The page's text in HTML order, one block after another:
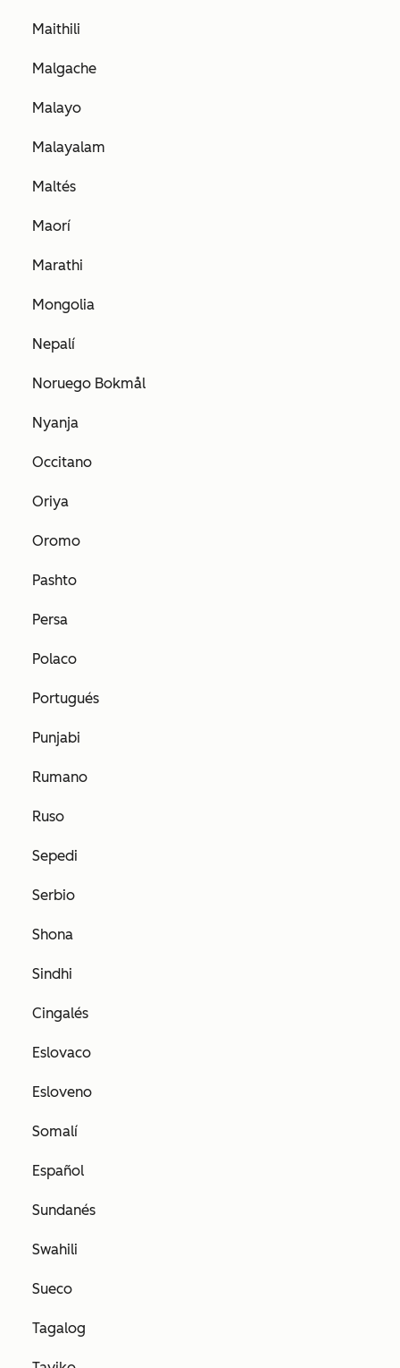
Maithili
Malgache
Malayo
Malayalam
Maltés
Maorí
Marathi
Mongolia
Nepalí
Noruego Bokmål
Nyanja
Occitano
Oriya
Oromo
Pashto
Persa
Polaco
Portugués
Punjabi
Rumano
Ruso
Sepedi
Serbio
Shona
Sindhi
Cingalés
Eslovaco
Esloveno
Somalí
Español
Sundanés
Swahili
Sueco
Tagalog